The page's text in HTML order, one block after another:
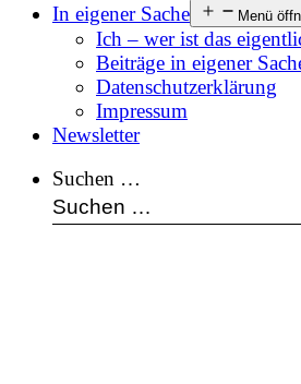
In eigener Sache
Menü
Ich – wer ist das
Beiträge in eigener
Datenschutzerklärung
Impressum
Newsletter
Suchen …